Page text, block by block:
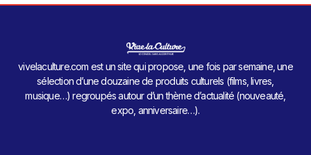
vivelaculture.com est un site qui propose, une fois par semaine, une
sélection d’une douzaine de produits culturels (films, livres,
musique…) regroupés autour d’un thème d’actualité (nouveauté,
expo, anniversaire…).